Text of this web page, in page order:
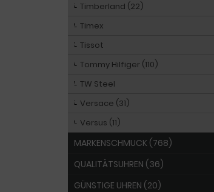
Timberland (22)
Timex
Tissot
Tommy Hilfiger (110)
TW Steel
Versace (31)
Versus (11)
MARKENSCHMUCK (768)
QUALITÄTSUHREN (36)
GÜNSTIGE UHREN (20)